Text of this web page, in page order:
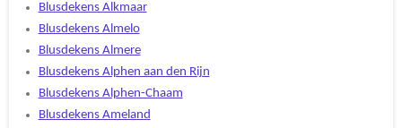
Blusdekens Alkmaar
Blusdekens Almelo
Blusdekens Almere
Blusdekens Alphen aan den Rijn
Blusdekens Alphen-Chaam
Blusdekens Ameland